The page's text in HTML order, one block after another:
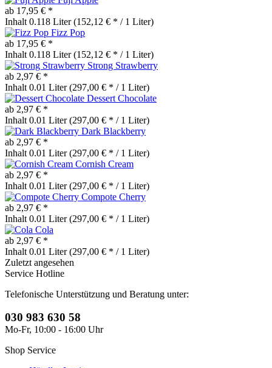
ab 17,95 € *
Inhalt 0.118 Liter(152,12 € * / 1 Liter)
Fizz Pop
ab 17,95 € *
Inhalt 0.118 Liter(152,12 € * / 1 Liter)
Strong Strawberry
ab 2,97 € *
Inhalt 0.01 Liter(297,00 € * / 1 Liter)
Dessert Chocolate
ab 2,97 € *
Inhalt 0.01 Liter(297,00 € * / 1 Liter)
Dark Blackberry
ab 2,97 € *
Inhalt 0.01 Liter(297,00 € * / 1 Liter)
Cornish Cream
ab 2,97 € *
Inhalt 0.01 Liter(297,00 € * / 1 Liter)
Compote Cherry
ab 2,97 € *
Inhalt 0.01 Liter(297,00 € * / 1 Liter)
Cola
ab 2,97 € *
Inhalt 0.01 Liter(297,00 € * / 1 Liter)
Zuletzt angesehen
Service Hotline
Telefonische Unterstützung und Beratung unter:
030 983 630 58
Mo-Fr, 10:00 - 16:00 Uhr
Shop Service